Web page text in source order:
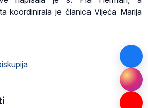
koordinirala je članica Vijeća Marija